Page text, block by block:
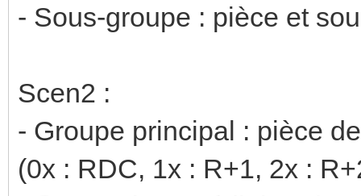
- Sous-groupe : pièce et
Scen2 :
- Groupe principal : pièce
(0x : RDC, 1x : R+1, 2x :